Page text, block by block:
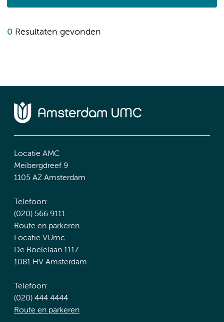
0 Resultaten gevonden
Locatie AMC
Meibergdreef 9
1105 AZ Amsterdam
Telefoon:
(020) 566 9111
Route en parkeren
Locatie VUmc
De Boelelaan 1117
1081 HV Amsterdam
Telefoon:
(020) 444 4444
Route en parkeren